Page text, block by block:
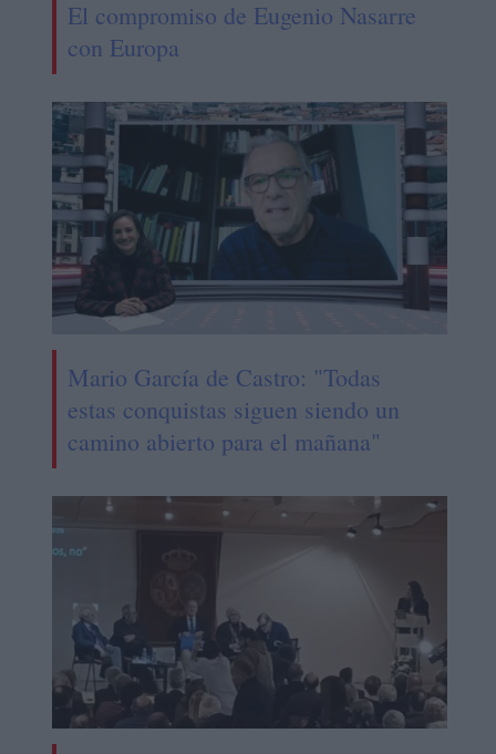
El compromiso de Eugenio Nasarre
con Europa
Mario García de Castro: "Todas
estas conquistas siguen siendo un
camino abierto para el mañana"